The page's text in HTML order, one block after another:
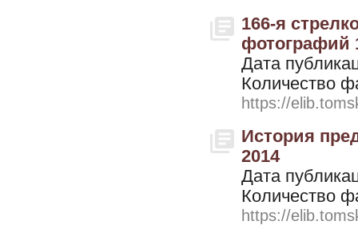
166-я
фотографий
Дата
Количество
https://
История
2014
Дата
Количество
https://